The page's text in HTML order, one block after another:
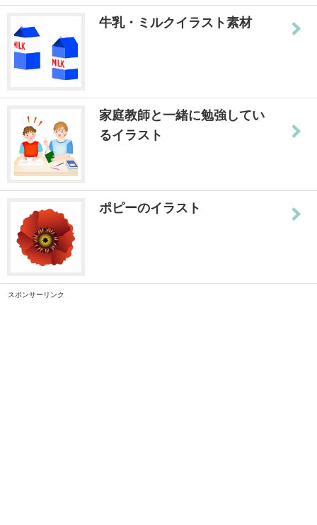
牛乳・ミルクイラスト素材
家庭教師と一緒に勉強してい
るイラスト
ポピーのイラスト
スポンサーリンク